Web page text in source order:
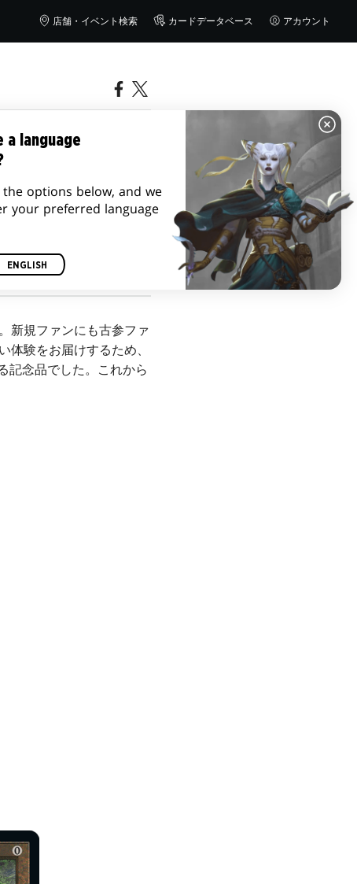
店舗・イベント検索 カードデータベース アカウント
ック：
よう
新規ファンにも古参ファ
験をお届けするため、
記念品でした。これから
a language
options below, and we
your preferred language
ENGLISH